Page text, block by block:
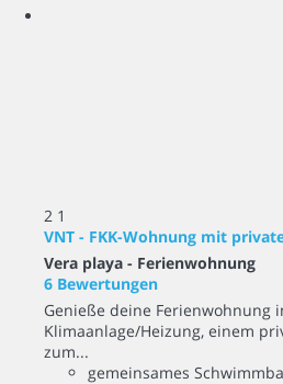
2 1
VNT - FKK-Wohnung mit
Vera playa - Ferienwohnung
6 Bewertungen
Genieße deine Ferienwohnung
Klimaanlage/Heizung, einem
zum...
gemeinsames